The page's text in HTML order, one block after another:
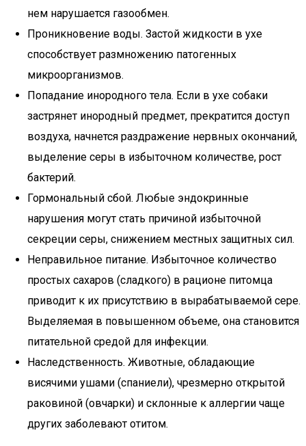
нем нарушается газообмен.
Проникновение воды. Застой жидкости в ухе
способствует размножению патогенных
микроорганизмов.
Попадание инородного тела. Если в ухе собаки
застрянет инородный предмет, прекратится доступ
воздуха, начнется раздражение нервных окончаний,
выделение серы в избыточном количестве, рост
бактерий.
Гормональный сбой. Любые эндокринные
нарушения могут стать причиной избыточной
секреции серы, снижением местных защитных сил.
Неправильное питание. Избыточное количество
простых сахаров (сладкого) в рационе питомца
приводит к их присутствию в вырабатываемой сере.
Выделяемая в повышенном объеме, она становится
питательной средой для инфекции.
Наследственность. Животные, обладающие
висячими ушами (спаниели), чрезмерно открытой
раковиной (овчарки) и склонные к аллергии чаще
других заболевают отитом.